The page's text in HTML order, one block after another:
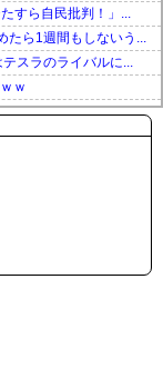
すら自民批判！」...
たら1週間もしないう...
スラのライバルに...
ｗ